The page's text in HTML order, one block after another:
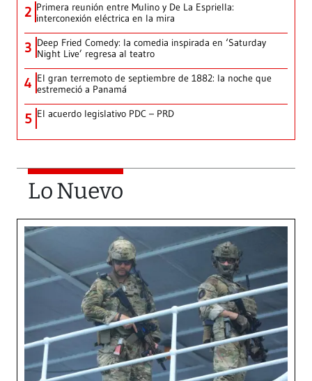
2 Primera reunión entre Mulino y De La Espriella:
interconexión eléctrica en la mira
3 Deep Fried Comedy: la comedia inspirada en ‘Saturday
Night Live’ regresa al teatro
4 El gran terremoto de septiembre de 1882: la noche que
estremeció a Panamá
5 El acuerdo legislativo PDC – PRD
Lo Nuevo